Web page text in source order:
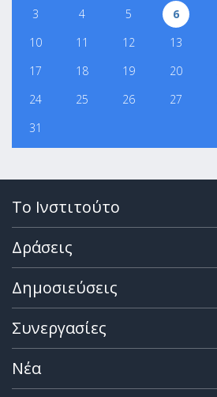
3
4 5 6
10
11 12 13
17
18 19 20
24
25 26 27
31
Το Ινστιτούτο
Δράσεις
Δημοσιεύσεις
Συνεργασίες
Νέα